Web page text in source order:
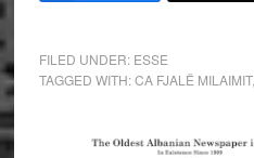
FILED UNDER: ESSE
TAGGED WITH:CA FJALË MILAIMIT,